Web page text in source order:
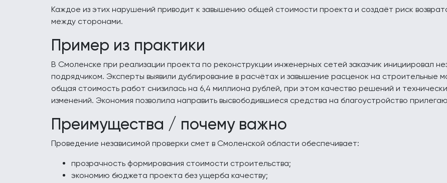
Каждое из этих нарушений приводит к завышению общей стоимости проекта и создаёт риск
между сторонами.
Пример из практики
В Смоленске при реализации проекта по реконструкции инженерных сетей заказчик инициировал
подрядчиком. Эксперты выявили дублирование в расчётах и завышение расценок на строительные
общая стоимость работ снизилась на 6,4 миллиона рублей, при этом качество решений и
изменений. Экономия позволила направить высвободившиеся средства на благоустройство
Преимущества / почему важно
Проведение независимой проверки смет в Смоленской области обеспечивает:
прозрачность формирования стоимости строительства;
экономию бюджета проекта без ущерба качеству;